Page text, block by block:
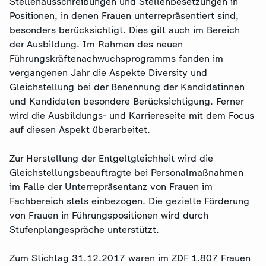
Positionen, in denen Frauen unterrepräsentiert sind,
besonders berücksichtigt. Dies gilt auch im Bereich
der Ausbildung. Im Rahmen des neuen
Führungskräftenachwuchsprogramms fanden im
vergangenen Jahr die Aspekte Diversity und
Gleichstellung bei der Benennung der Kandidatinnen
und Kandidaten besondere Berücksichtigung. Ferner
wird die Ausbildungs- und Karriereseite mit dem Focus
auf diesen Aspekt überarbeitet.
Zur Herstellung der Entgeltgleichheit wird die
Gleichstellungsbeauftragte bei Personalmaßnahmen
im Falle der Unterrepräsentanz von Frauen im
Fachbereich stets einbezogen. Die gezielte Förderung
von Frauen in Führungspositionen wird durch
Stufenplangespräche unterstützt.
Zum Stichtag 31.12.2017 waren im ZDF 1.807 Frauen